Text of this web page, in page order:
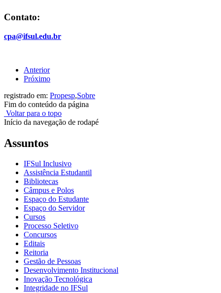
Contato:
cpa@ifsul.edu.br
Anterior
Próximo
registrado em: Propesp,Sobre
Fim do conteúdo da página
Voltar para o topo
Início da navegação de rodapé
Assuntos
IFSul Inclusivo
Assistência Estudantil
Bibliotecas
Câmpus e Polos
Espaço do Estudante
Espaço do Servidor
Cursos
Processo Seletivo
Concursos
Editais
Reitoria
Gestão de Pessoas
Desenvolvimento Institucional
Inovação Tecnológica
Integridade no IFSul